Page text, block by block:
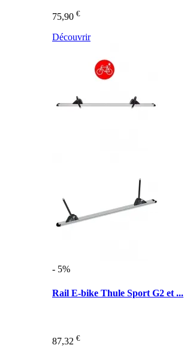
75,90 €
Découvrir
- 5%
Rail E-bike Thule Sport G2 et ...
87,32 €